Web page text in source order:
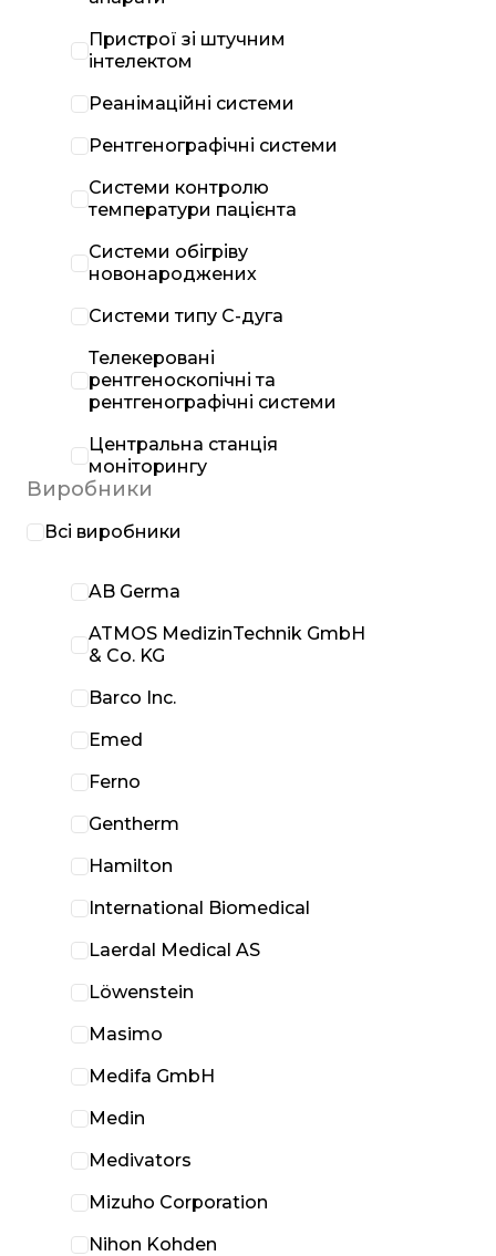
Пристрої зі штучним
інтелектом
Реанімаційні системи
Рентгенографічні системи
Системи контролю
температури пацієнта
Системи обігріву
новонароджених
Системи типу С-дуга
Телекеровані
рентгеноскопічні та
рентгенографічні системи
Центральна станція
моніторингу
Виробники
Всі виробники
AB Germa
ATMOS MedizinTechnik GmbH
& Co. KG
Barco Inc.
Emed
Ferno
Gentherm
Hamilton
International Biomedical
Laerdal Medical AS
Löwenstein
Masimo
Medifa GmbH
Medin
Medivators
Mizuho Corporation
Nihon Kohden